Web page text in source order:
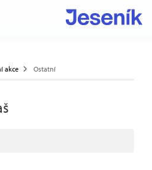
akce Ostatní